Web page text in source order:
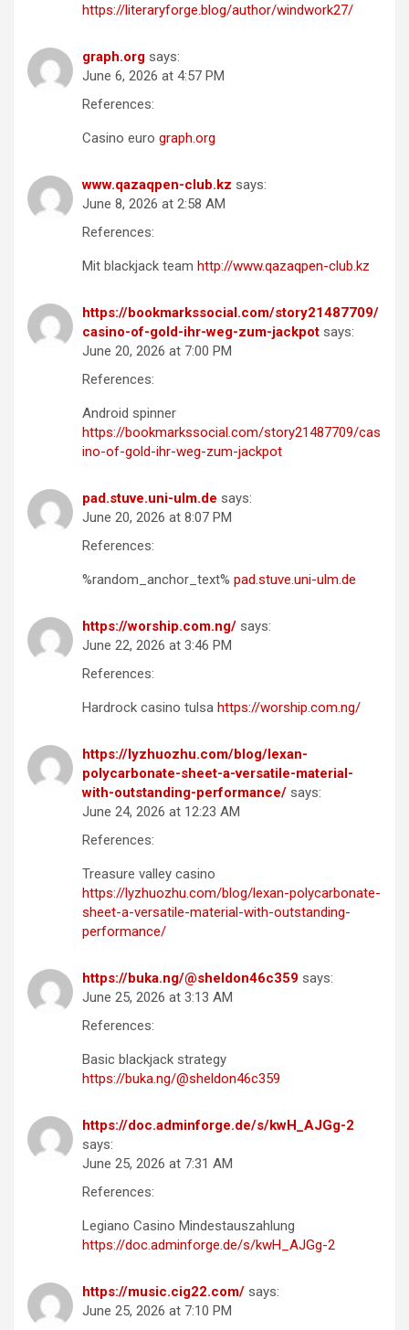
https://literaryforge.blog/author/windwork27/
graph.org says:
June 6, 2026 at 4:57 PM
References:
Casino euro graph.org
www.qazaqpen-club.kz says:
June 8, 2026 at 2:58 AM
References:
Mit blackjack team http://www.qazaqpen-club.kz
https://bookmarkssocial.com/story21487709/
casino-of-gold-ihr-weg-zum-jackpot says:
June 20, 2026 at 7:00 PM
References:
Android spinner
https://bookmarkssocial.com/story21487709/cas
ino-of-gold-ihr-weg-zum-jackpot
pad.stuve.uni-ulm.de says:
June 20, 2026 at 8:07 PM
References:
%random_anchor_text% pad.stuve.uni-ulm.de
https://worship.com.ng/ says:
June 22, 2026 at 3:46 PM
References:
Hardrock casino tulsa https://worship.com.ng/
https://lyzhuozhu.com/blog/lexan-
polycarbonate-sheet-a-versatile-material-
with-outstanding-performance/ says:
June 24, 2026 at 12:23 AM
References:
Treasure valley casino
https://lyzhuozhu.com/blog/lexan-polycarbonate-
sheet-a-versatile-material-with-outstanding-
performance/
https://buka.ng/@sheldon46c359 says:
June 25, 2026 at 3:13 AM
References:
Basic blackjack strategy
https://buka.ng/@sheldon46c359
https://doc.adminforge.de/s/kwH_AJGg-2
says:
June 25, 2026 at 7:31 AM
References:
Legiano Casino Mindestauszahlung
https://doc.adminforge.de/s/kwH_AJGg-2
https://music.cig22.com/ says:
June 25, 2026 at 7:10 PM